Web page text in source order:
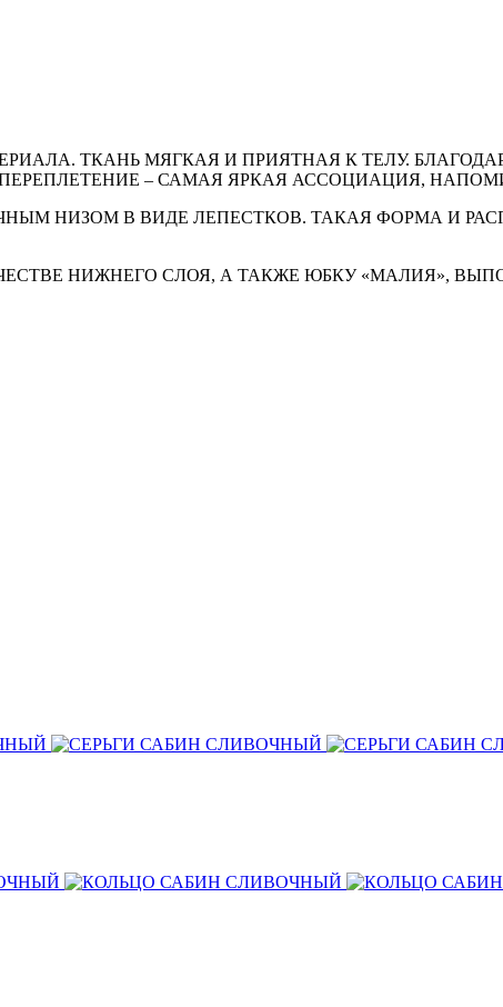
ТКАНЬ МЯГКАЯ И ПРИЯТНАЯ К ТЕЛУ.
– САМАЯ ЯРКАЯ АССОЦИАЦИЯ,
НИЗОМ В ВИДЕ ЛЕПЕСТКОВ. ТАКАЯ ФОРМА И
НИЖНЕГО СЛОЯ, А ТАКЖЕ ЮБКУ «МАЛИЯ»,